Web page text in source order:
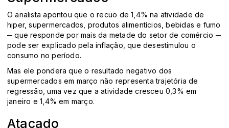
O analista apontou que o recuo de 1,4% na atividade de
hiper, supermercados, produtos alimentícios, bebidas e fumo
─ que responde por mais da metade do setor de comércio ─
pode ser explicado pela inflação, que desestimulou o
consumo no período.
Mas ele pondera que o resultado negativo dos
supermercados em março não representa trajetória de
regressão, uma vez que a atividade cresceu 0,3% em
janeiro e 1,4% em março.
Atacado